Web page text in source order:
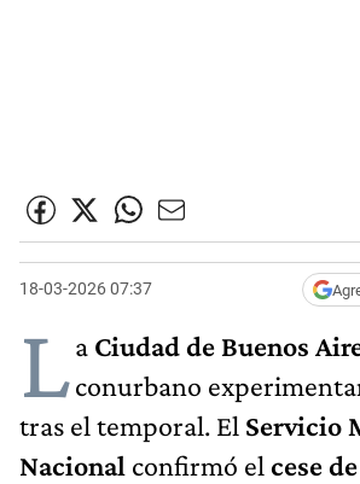
18-03-2026 07:37
La Ciudad de Buenos
conurbano
tras el temporal. El Servicio
Nacional confirmó el cese